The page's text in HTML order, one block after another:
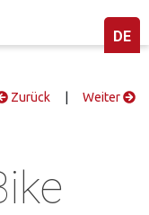
DE
Zurück Weiter